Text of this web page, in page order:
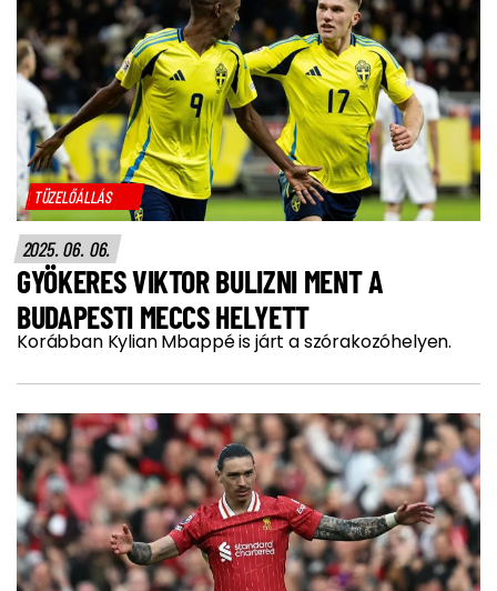
TÜZELŐÁLLÁS
2025. 06. 06.
GYÖKERES VIKTOR BULIZNI MENT A
BUDAPESTI MECCS HELYETT
Korábban Kylian Mbappé is járt a szórakozóhelyen.